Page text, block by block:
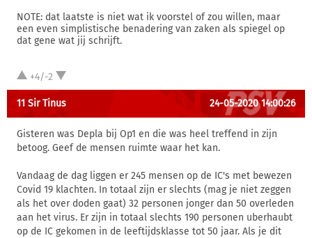
NOTE: dat laatste is niet wat ik voorstel of zou willen, maar
een even simplistische benadering van zaken als spiegel op
dat gene wat jij schrijft.
+4/-2
11 Sir Tinus 24-05-2020 14:00:26
Gisteren was Depla bij Op1 en die was heel treffend in zijn
betoog. Geef de mensen ruimte waar het kan.
Vandaag de dag liggen er 245 mensen op de IC's met bewezen
Covid 19 klachten. In totaal zijn er slechts (mag je niet zeggen
als het over doden gaat) 32 personen jonger dan 50 overleden
aan het virus. Er zijn in totaal slechts 190 personen uberhaubt
op de IC gekomen in de leeftijdsklasse tot 50 jaar. Als je dit